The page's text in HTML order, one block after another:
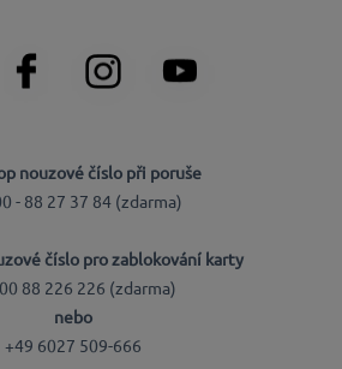
nouzové číslo při poruše
- 88 27 37 84 (zdarma)
číslo pro zablokování karty
88 226 226 (zdarma)
nebo
+49 6027 509-666